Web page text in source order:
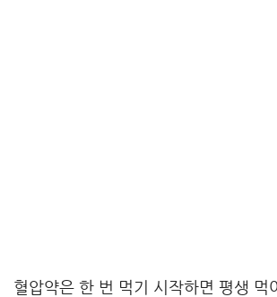
혈압약은 한 번 먹기 시작하면 평생 먹